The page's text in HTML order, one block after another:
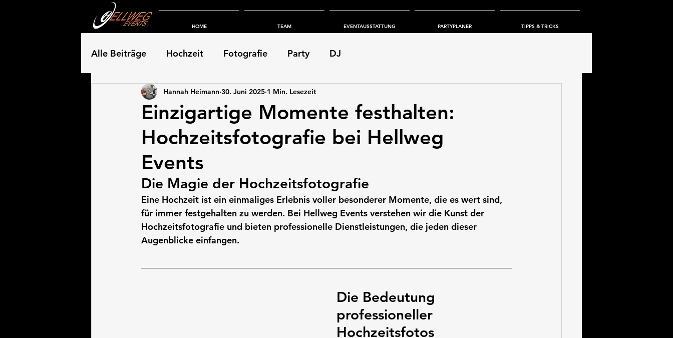
HOME TEAM EVENTAUSSTATTUNG PARTYPLANER TIPPS & TRICKS
Alle Beiträge Hochzeit Fotografie Party DJ
Einzigartige Momente festhalten:
Hochzeitsfotografie bei Hellweg
Events
Hannah Heimann 30. Juni 2025 1 Min. Lesezeit
Die Magie der Hochzeitsfotografie
Eine Hochzeit ist ein einmaliges Erlebnis voller besonderer Momente, die es wert sind,
für immer festgehalten zu werden. Bei Hellweg Events verstehen wir die Kunst der
Hochzeitsfotografie und bieten professionelle Dienstleistungen, die jeden dieser
Augenblicke einfangen.
Die Bedeutung
professioneller
Hochzeitsfotos